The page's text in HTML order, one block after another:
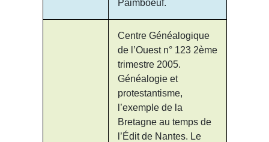
Paimboeuf.
Centre Généalogique
de l’Ouest n° 123 2ème
trimestre 2005.
Généalogie et
protestantisme,
l’exemple de la
Bretagne au temps de
l’Édit de Nantes. Le